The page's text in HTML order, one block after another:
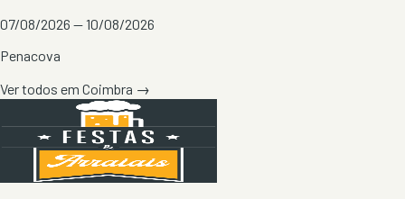
07/08/2026 — 10/08/2026
Penacova
Ver todos em Coimbra →